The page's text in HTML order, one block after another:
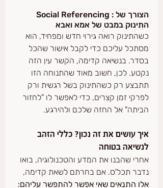
Social Referencing :הצורך של
התינוק במבט של אמא ואבא
כשהתינוק רואה גירוי חדש ומפחיד, הוא
מסתכל עליכם כדי לקבל אישור שהכל
בסדר. בנשיאה קדימה, הקשר עין הזה
נקטע. לכן, חשוב מאוד שהתנוחה הזו
תתבצע רק כשהתינוק בשל רגשית ורק
לפרקי זמן קצרים, כדי לאפשר לו "לחזור
הביתה" אל החזה שלכם ולהירגע.
איך עושים את זה נכון? כללי הזהב
לנשיאה בטוחה
אחרי שהבנו את המדע והטכנולוגיה, בואו
נדבר תכל'ס. אם בחרתם לשאת קדימה,
אלו התנאים שאי אפשר להתפשר עליהם: